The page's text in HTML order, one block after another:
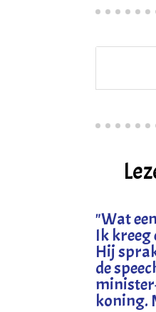
"Wat
Ik kreeg
Hij
de
koning.